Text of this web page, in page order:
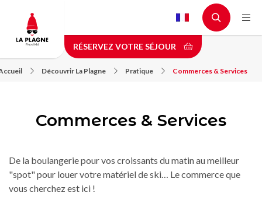
contenu
principal
RÉSERVEZ VOTRE SÉJOUR
Découvrir La Plagne Pratique Commerces & Services
Commerces & Services
De la boulangerie pour vos croissants du matin au meilleur
"spot" pour louer votre matériel de ski… Le commerce que
vous cherchez est ici !